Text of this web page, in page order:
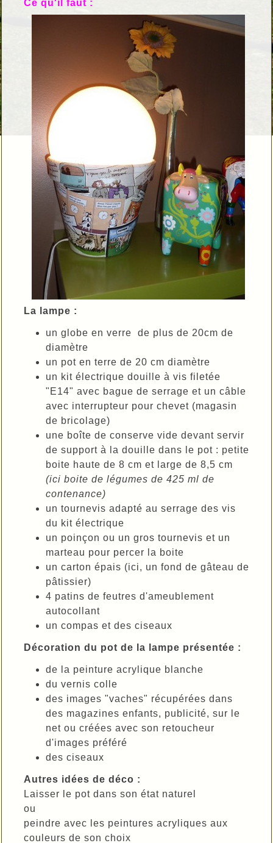
Ce qu'il faut :
La lampe :
un globe en verre de plus de 20cm de
diamètre
un pot en terre de 20 cm diamètre
un kit électrique douille à vis filetée
"E14" avec bague de serrage et un câble
avec interrupteur pour chevet (magasin
de bricolage)
une boîte de conserve vide devant servir
de support à la douille dans le pot : petite
boite haute de 8 cm et large de 8,5 cm
(ici boite de légumes de 425 ml de
contenance)
un tournevis adapté au serrage des vis
du kit électrique
un poinçon ou un gros tournevis et un
marteau pour percer la boite
un carton épais (ici, un fond de gâteau de
pâtissier)
4 patins de feutres d'ameublement
autocollant
un compas et des ciseaux
Décoration du pot de la lampe présentée :
de la peinture acrylique blanche
du vernis colle
des images "vaches" récupérées dans
des magazines enfants, publicité, sur le
net ou créées avec son retoucheur
d'images préféré
des ciseaux
Autres idées de déco :
Laisser le pot dans son état naturel
ou
peindre avec les peintures acryliques aux
couleurs de son choix